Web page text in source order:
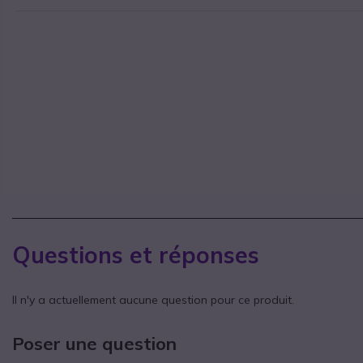
Questions et réponses
Il n'y a actuellement aucune question pour ce produit.
Poser une question